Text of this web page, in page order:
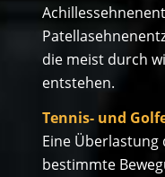
die meist durch
entstehen.
Tennis- und
Eine Überlastung
bestimmte